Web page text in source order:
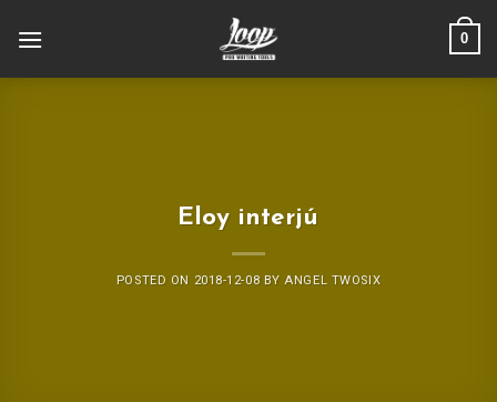
0
Eloy interjú
POSTED ON 2018-12-08 BY ANGEL TWOSIX